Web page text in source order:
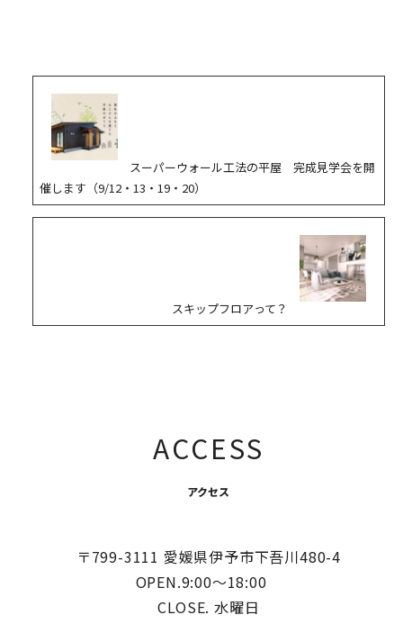
スーパーウォール工法の平屋 完成見学会を開
催します（9/12・13・19・20）
スキップフロアって？
ACCESS
アクセス
〒799-3111 愛媛県伊予市下吾川480-4
OPEN.9:00〜18:00
CLOSE. 水曜日